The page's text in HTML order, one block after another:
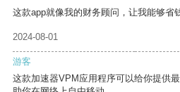
这款app就像我的财务顾问，让我能够省
2024-08-01
游客
这款加速器VPM应用程序可以给你提供